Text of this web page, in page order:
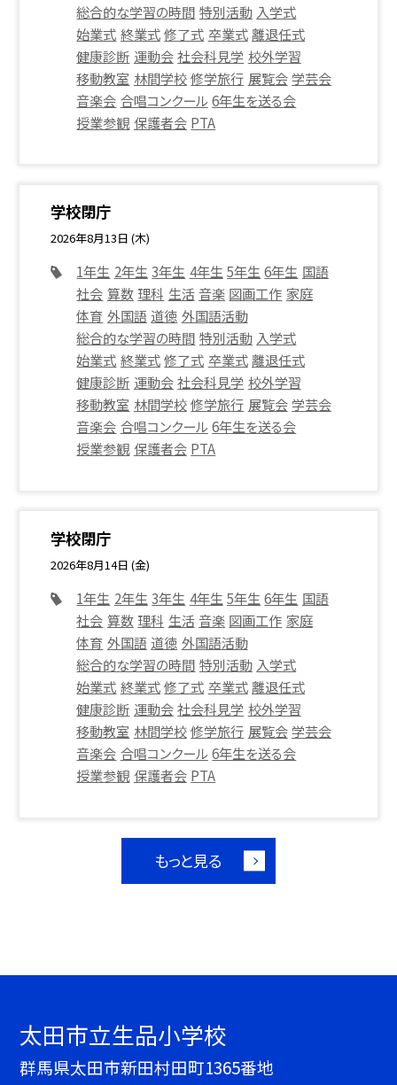
総合的な学習の時間 特別活動 入学式
始業式 終業式 修了式 卒業式 離退任式
健康診断 運動会 社会科見学 校外学習
移動教室 林間学校 修学旅行 展覧会 学芸会
音楽会 合唱コンクール 6年生を送る会
授業参観 保護者会 PTA
学校閉庁
2026年8月13日 (木)
1年生 2年生 3年生 4年生 5年生 6年生 国語
社会 算数 理科 生活 音楽 図画工作 家庭
体育 外国語 道徳 外国語活動
総合的な学習の時間 特別活動 入学式
始業式 終業式 修了式 卒業式 離退任式
健康診断 運動会 社会科見学 校外学習
移動教室 林間学校 修学旅行 展覧会 学芸会
音楽会 合唱コンクール 6年生を送る会
授業参観 保護者会 PTA
学校閉庁
2026年8月14日 (金)
1年生 2年生 3年生 4年生 5年生 6年生 国語
社会 算数 理科 生活 音楽 図画工作 家庭
体育 外国語 道徳 外国語活動
総合的な学習の時間 特別活動 入学式
始業式 終業式 修了式 卒業式 離退任式
健康診断 運動会 社会科見学 校外学習
移動教室 林間学校 修学旅行 展覧会 学芸会
音楽会 合唱コンクール 6年生を送る会
授業参観 保護者会 PTA
もっと見る
太田市立生品小学校
群馬県太田市新田村田町1365番地